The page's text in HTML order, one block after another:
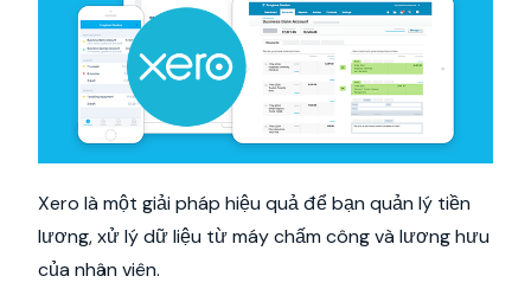
Xero là một giải pháp hiệu quả để bạn quản lý tiền
lương, xử lý dữ liệu từ máy chấm công và lương hưu
của nhân viên.